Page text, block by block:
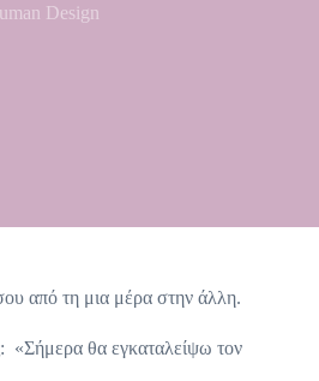
Design
από τη μια μέρα στην άλλη.
«Σήμερα θα εγκαταλείψω τον